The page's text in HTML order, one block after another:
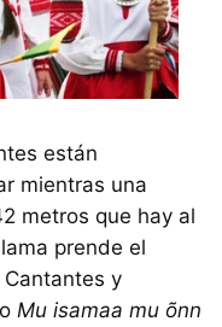
están
mientras una
metros que hay al
prende el
y
Mu isamaa mu õnn